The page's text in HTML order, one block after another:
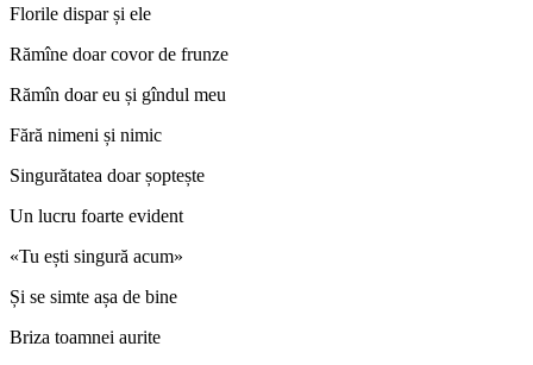
Florile dispar și ele
Rămîne doar covor de frunze
Rămîn doar eu și gîndul meu
Fără nimeni și nimic
Singurătatea doar șoptește
Un lucru foarte evident
«Tu ești singură acum»
Și se simte așa de bine
Briza toamnei aurite